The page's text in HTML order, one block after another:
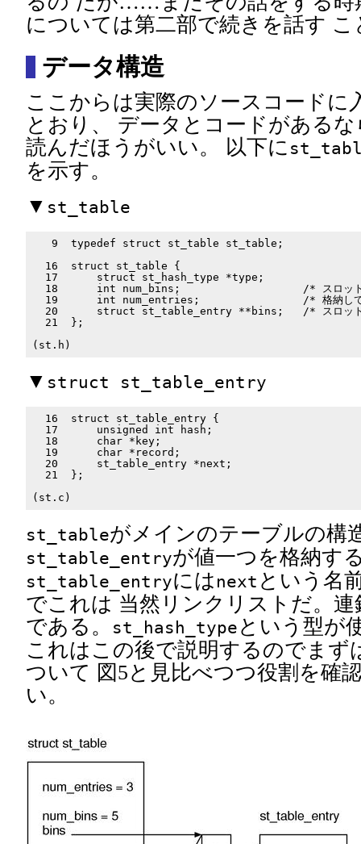
については第二部で続きを話す
データ構造
ここからは実際のソースコードに
とおり、 データとコードがある
読んだほうがいい。 以下に
を示す。
▼ st_table
   9  typedef struct st_table st_table;
  16  struct st_table {
  17      struct st_hash_type *type;
18      int num_bins;                   /* スロッ
19      int num_entries;                /* 格納して
20      struct st_table_entry **bins;   /* スロッ
  21  };
▼ struct st_table_entry
  16  struct st_table_entry {
  17      unsigned int hash;
  18      char *key;
  19      char *record;
  20      st_table_entry *next;
  21  };
st_tableがメインのテーブルの構
st_table_entryが値一つを格納す
st_table_entryには next という名
でこれは 当然リンクリストだ。
である。
st_hash_type という型が
これはこの後で説明するのでまず
ついて 図5と見比べつつ役割を確
い。